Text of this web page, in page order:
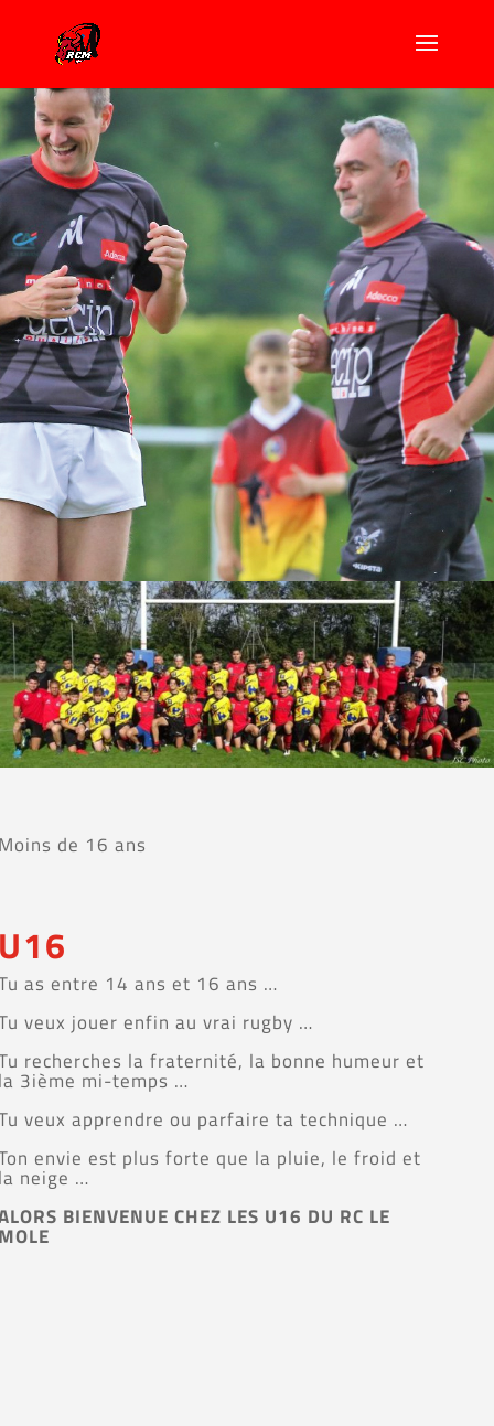
de 16 ans
as entre 14 ans et 16 ans …
veux jouer enfin au vrai rugby …
recherches la fraternité, la bonne humeur et
3ième mi-temps …
veux apprendre ou parfaire ta technique …
envie est plus forte que la pluie, le froid et
neige …
BIENVENUE CHEZ LES U16 DU RC LE